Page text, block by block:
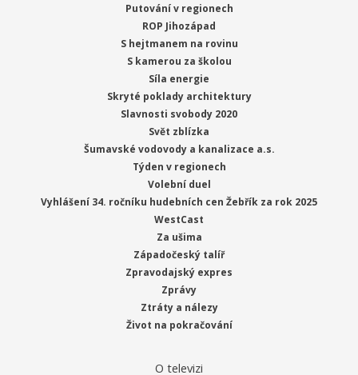
Putování v regionech
ROP Jihozápad
S hejtmanem na rovinu
S kamerou za školou
Síla energie
Skryté poklady architektury
Slavnosti svobody 2020
Svět zblízka
Šumavské vodovody a kanalizace a.s.
Týden v regionech
Volební duel
Vyhlášení 34. ročníku hudebních cen Žebřík za rok 2025
WestCast
Za ušima
Západočeský talíř
Zpravodajský expres
Zprávy
Ztráty a nálezy
Život na pokračování
O televizi